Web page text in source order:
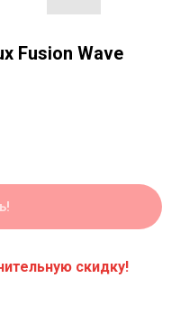
Fusion Wave
скидку!